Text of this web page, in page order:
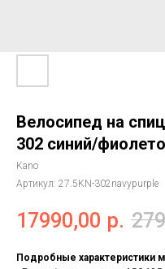
Велосипед на
302 синий/
Kano
Артикул: 27.5KN-302navypurple
17990,00 р.
Подробные характеристики